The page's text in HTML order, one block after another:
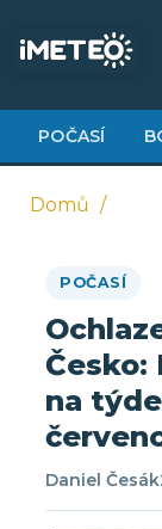
obsahu
POČASÍ
navigace
Domů
POČASÍ
Česko:
na
Daniel Česák